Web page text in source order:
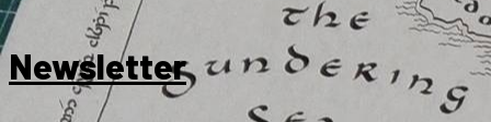
Newsletter